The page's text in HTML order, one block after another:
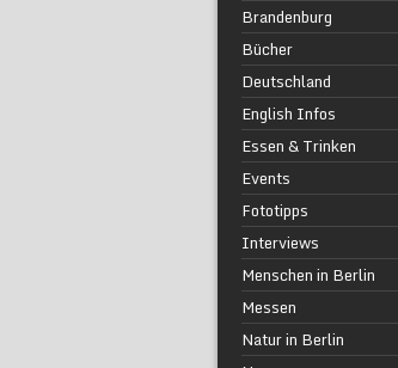
Brandenburg
Bücher
Deutschland
English Infos
Essen & Trinken
Events
Fototipps
Interviews
Menschen in Berlin
Messen
Natur in Berlin